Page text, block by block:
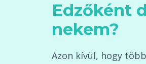
Edzőként
nekem?
Azon kívül, hogy